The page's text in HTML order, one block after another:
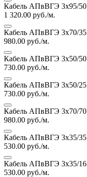
Кабель АПвВГЭ 3х95/50
1 320.00 руб./м.
Кабель АПвВГЭ 3х70/35
980.00 руб./м.
Кабель АПвВГЭ 3х50/50
730.00 руб./м.
Кабель АПвВГЭ 3х50/25
730.00 руб./м.
Кабель АПвВГЭ 3х70/70
980.00 руб./м.
Кабель АПвВГЭ 3х35/35
530.00 руб./м.
Кабель АПвВГЭ 3х35/16
530.00 руб./м.